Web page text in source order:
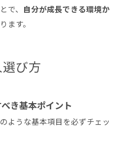
で、 自分が成長できる環境か
ます。
び方
き基本ポイント
ような基本項目を必ずチェッ